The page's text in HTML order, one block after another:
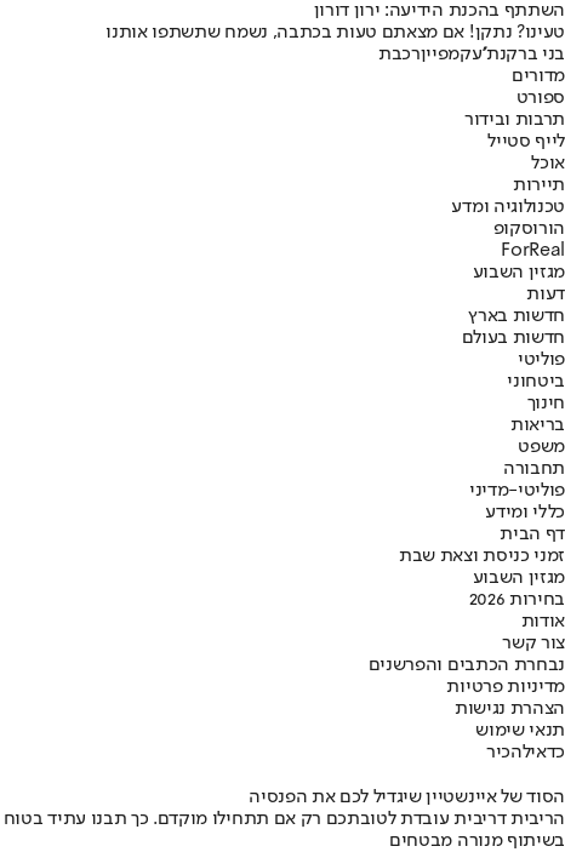
השתתף בהכנת הידיעה: ירון דורון
טעינו? נתקן! אם מצאתם טעות בכתבה, נשמח שתשתפו אותנו
בני ברקנת''עקמפייןרכבת
מדורים
ספורט
תרבות ובידור
לייף סטייל
אוכל
תיירות
טכנולוגיה ומדע
הורוסקופ
ForReal
מגזין השבוע
דעות
חדשות בארץ
חדשות בעולם
פוליטי
ביטחוני
חינוך
בריאות
משפט
תחבורה
פוליטי-מדיני
כללי ומידע
דף הבית
זמני כניסת וצאת שבת
מגזין השבוע
בחירות 2026
אודות
צור קשר
נבחרת הכתבים והפרשנים
מדיניות פרטיות
הצהרת נגישות
תנאי שימוש
כדאילהכיר
הסוד של איינשטיין שיגדיל לכם את הפנסיה
הריבית דריבית עובדת לטובתכם רק אם תתחילו מוקדם. כך תבנו עתיד בטוח
בשיתוף מנורה מבטחים